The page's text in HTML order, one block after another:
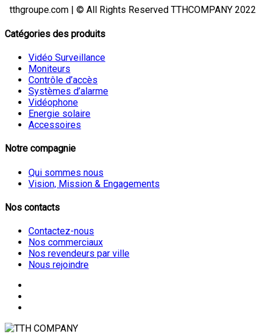
tthgroupe.com | © All Rights Reserved TTHCOMPANY 2022
Catégories des produits
Vidéo Surveillance
Moniteurs
Contrôle d’accès
Systèmes d’alarme
Vidéophone
Energie solaire
Accessoires
Notre compagnie
Qui sommes nous
Vision, Mission & Engagements
Nos contacts
Contactez-nous
Nos commerciaux
Nos revendeurs par ville
Nous rejoindre